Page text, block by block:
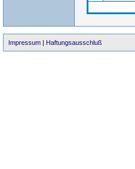
Impressum | Haftungsausschluß